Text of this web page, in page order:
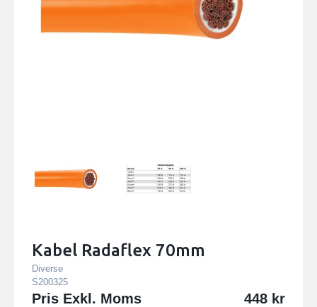
Kabel Radaflex 70mm
Diverse
S200325
Pris Exkl. Moms 448